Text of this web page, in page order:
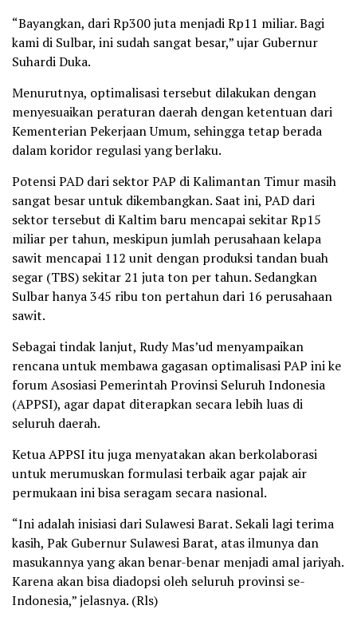
“Bayangkan, dari Rp300 juta menjadi Rp11 miliar. Bagi
kami di Sulbar, ini sudah sangat besar,” ujar Gubernur
Suhardi Duka.
Menurutnya, optimalisasi tersebut dilakukan dengan
menyesuaikan peraturan daerah dengan ketentuan dari
Kementerian Pekerjaan Umum, sehingga tetap berada
dalam koridor regulasi yang berlaku.
Potensi PAD dari sektor PAP di Kalimantan Timur masih
sangat besar untuk dikembangkan. Saat ini, PAD dari
sektor tersebut di Kaltim baru mencapai sekitar Rp15
miliar per tahun, meskipun jumlah perusahaan kelapa
sawit mencapai 112 unit dengan produksi tandan buah
segar (TBS) sekitar 21 juta ton per tahun. Sedangkan
Sulbar hanya 345 ribu ton pertahun dari 16 perusahaan
sawit.
Sebagai tindak lanjut, Rudy Mas’ud menyampaikan
rencana untuk membawa gagasan optimalisasi PAP ini ke
forum Asosiasi Pemerintah Provinsi Seluruh Indonesia
(APPSI), agar dapat diterapkan secara lebih luas di
seluruh daerah.
Ketua APPSI itu juga menyatakan akan berkolaborasi
untuk merumuskan formulasi terbaik agar pajak air
permukaan ini bisa seragam secara nasional.
“Ini adalah inisiasi dari Sulawesi Barat. Sekali lagi terima
kasih, Pak Gubernur Sulawesi Barat, atas ilmunya dan
masukannya yang akan benar-benar menjadi amal jariyah.
Karena akan bisa diadopsi oleh seluruh provinsi se-
Indonesia,” jelasnya. (Rls)